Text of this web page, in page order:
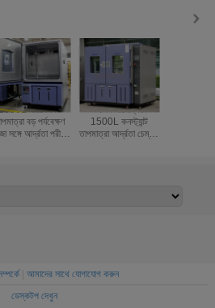
পরিবেশগত
বড় পর্যবেক্ষণ
সঙ্গে আর্দ্রতা পরীক্ষা
উচ্চ নির্ভরযোগ্যতা
1500L কনস্ট্যান্ট
তাপমাত্রা আর্দ্রতা চেম্বার
| আমাদের সাথে যোগাযোগ করুন
ডেস্কটপ দেখুন